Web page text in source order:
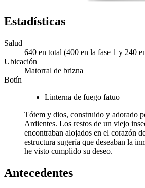
Estadísticas
Salud
640 en total (400 en la fase 1 y 240
Ubicación
Matorral de brizna
Botín
Linterna de fuego fatuo
Tótem y dios, construido y adorado
Ardientes. Los restos de un viejo
encontraban alojados en el corazón
estructura sugería que deseaban la
he visto cumplido su deseo.
Antecedentes